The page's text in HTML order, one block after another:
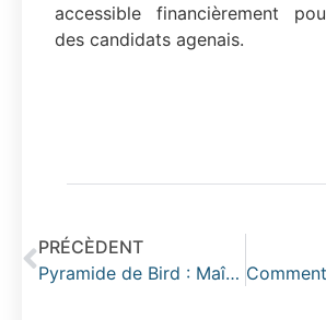
accessible financièrement
des candidats agenais.
PRÉCÈDENT
Pyramide de Bird : Maîtrisez la gestion des risques efficacement grâce à l’audit de vos pratiques HSE